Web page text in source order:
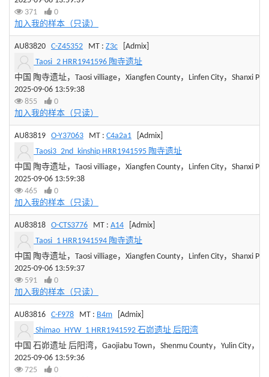
371
0
加入我的样本（只读）
AU83820 C-Z45352 MT : Z3c [Admix]
Taosi_2 HRR1941596 陶寺遗址
中国 陶寺遗址，Taosi villiage，Xiangfen County，Linfen City，Shanxi
2025-09-06 13:59:38
855
0
加入我的样本（只读）
AU83819 O-Y37063 MT : C4a2a1 [Admix]
Taosi3_2nd_kinship HRR1941595 陶寺遗址
中国 陶寺遗址，Taosi villiage，Xiangfen County，Linfen City，Shanxi
2025-09-06 13:59:38
465
0
加入我的样本（只读）
AU83818 O-CTS3776 MT : A14 [Admix]
Taosi_1 HRR1941594 陶寺遗址
中国 陶寺遗址，Taosi villiage，Xiangfen County，Linfen City，Shanxi
2025-09-06 13:59:37
591
0
加入我的样本（只读）
AU83816 C-F978 MT : B4m [Admix]
Shimao_HYW_1 HRR1941592 石峁遗址 后阳湾
中国 石峁遗址 后阳湾，Gaojiabu Town，Shenmu County，Yulin City，
2025-09-06 13:59:36
725
0